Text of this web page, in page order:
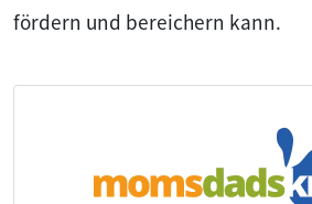
fördern und bereichern kann.